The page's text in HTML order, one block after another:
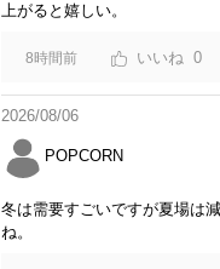
上がると嬉しい。
8時間前 0
2026/08/06
POPCORN
冬は需要すごいですが夏場は
ね。